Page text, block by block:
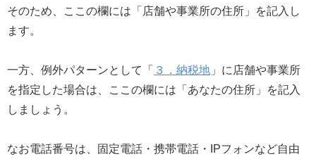
そのため、ここの欄には「店舗や事業所の住所」を記入し
ます。
一方、例外パターンとして「 ３．納税地 」に店舗や事業所
を指定した場合は、ここの欄には「あなたの住所」を記入
しましょう。
なお電話番号は、固定電話・携帯電話・IPフォンなど自由